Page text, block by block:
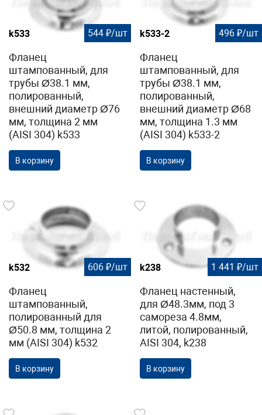
k533 544 ₽/шт
Фланец
штампованный, для
трубы Ø38.1 мм,
полированный,
внешний диаметр Ø76
мм, толщина 2 мм
(AISI 304) k533
В корзину
k533-2 496 ₽/шт
Фланец
штампованный, для
трубы Ø38.1 мм,
полированный,
внешний диаметр Ø68
мм, толщина 1.3 мм
(AISI 304) k533-2
В корзину
k532 606 ₽/шт
Фланец
штампованный,
полированный для
Ø50.8 мм, толщина 2
мм (AISI 304) k532
В корзину
k238 1 441 ₽/шт
Фланец настенный,
для Ø48.3мм, под 3
самореза 4.8мм,
литой, полированный,
AISI 304, k238
В корзину